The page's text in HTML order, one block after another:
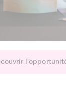
ALIMENTATION